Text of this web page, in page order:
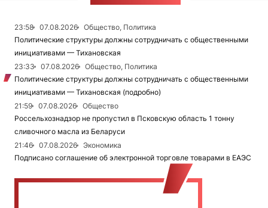
23:58 07.08.2026
Общество, Политика
Политические структуры должны сотрудничать с общественными
инициативами — Тихановская
23:33
07.08.2026
Общество, Политика
Политические структуры должны сотрудничать с общественными
инициативами — Тихановская (подробно)
21:59
07.08.2026
Общество
Россельхознадзор не пропустил в Псковскую область 1 тонну
сливочного масла из Беларуси
21:46
07.08.2026
Экономика
Подписано соглашение об электронной торговле товарами в ЕАЭС